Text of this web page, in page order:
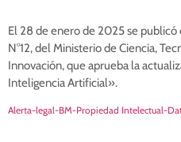
El 28 de enero de 2025 se
N°12, del Ministerio de Ciencia,
Innovación, que aprueba la
Inteligencia Artificial».
Alerta-legal-BM-Propiedad Intelectual-